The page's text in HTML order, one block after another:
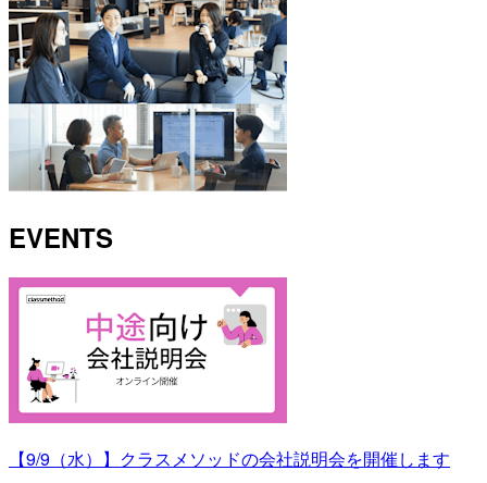
EVENTS
【9/9（水）】クラスメソッドの会社説明会を開催します